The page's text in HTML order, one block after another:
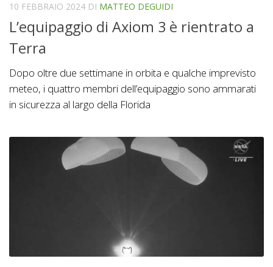
10 FEBBRAIO 2024 DI MATTEO DEGUIDI
L’equipaggio di Axiom 3 è rientrato a
Terra
Dopo oltre due settimane in orbita e qualche imprevisto
meteo, i quattro membri dell’equipaggio sono ammarati
in sicurezza al largo della Florida